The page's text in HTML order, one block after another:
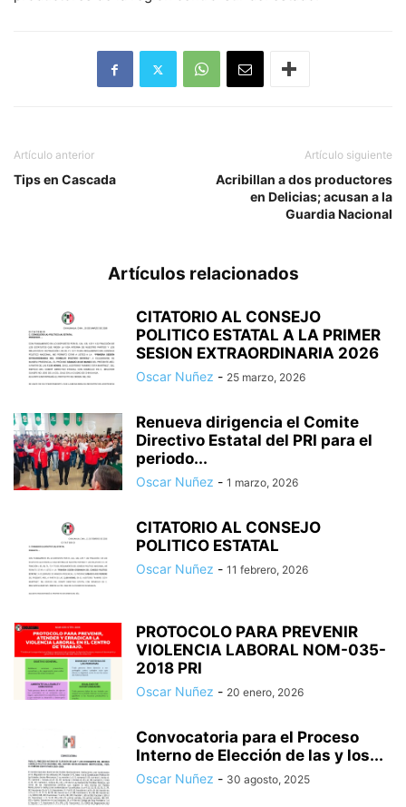
Artículo anterior
Tips en Cascada
Artículo siguiente
Acribillan a dos productores
en Delicias; acusan a la
Guardia Nacional
Artículos relacionados
CITATORIO AL CONSEJO
POLITICO ESTATAL A LA PRIMER
SESION EXTRAORDINARIA 2026
Oscar Nuñez - 25 marzo, 2026
Renueva dirigencia el Comite
Directivo Estatal del PRI para el
periodo...
Oscar Nuñez - 1 marzo, 2026
CITATORIO AL CONSEJO
POLITICO ESTATAL
Oscar Nuñez - 11 febrero, 2026
PROTOCOLO PARA PREVENIR
VIOLENCIA LABORAL NOM-035-
2018 PRI
Oscar Nuñez - 20 enero, 2026
Convocatoria para el Proceso
Interno de Elección de las y los...
Oscar Nuñez - 30 agosto, 2025